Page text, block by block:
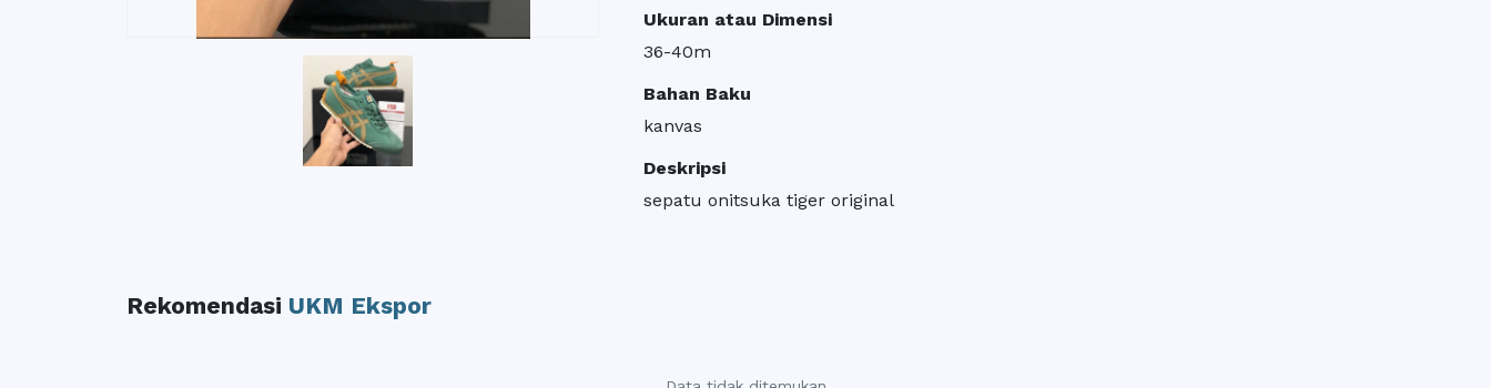
Ukuran atau Dimensi
36-40m
Bahan Baku
kanvas
Deskripsi
sepatu onitsuka tiger original
Rekomendasi UKM Ekspor